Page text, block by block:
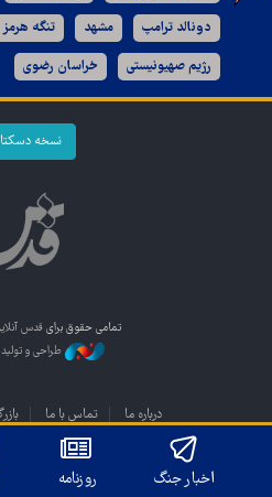
دونالد ترامپ مشهد تنگه هرمز
رژیم صهیونیستی خراسان رضوی
نسخه
تمامی حقوق برای قدس
طراحی و
درباره ما تماس با ما
اخبار جنگ روزنامه